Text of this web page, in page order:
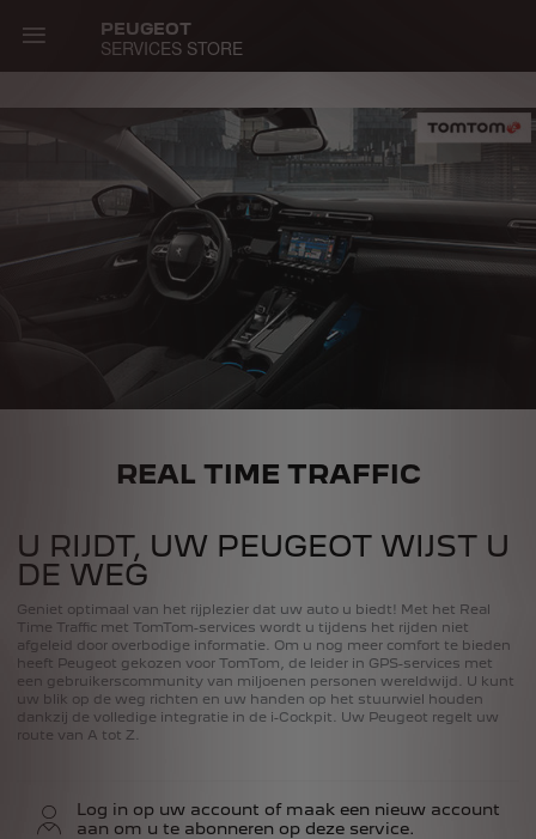
content
PEUGEOT
SERVICES STORE
Main
navigation
REAL TIME TRAFFIC
U RIJDT, UW PEUGEOT WIJST U
DE WEG
Geniet optimaal van het rijplezier dat uw auto u biedt! Met het Real
Time Traffic met TomTom-services wordt u tijdens het rijden niet
afgeleid door overbodige informatie. Om u nog meer comfort te bieden
heeft Peugeot gekozen voor TomTom, de leider in GPS-services met
een gebruikerscommunity van miljoenen personen wereldwijd. U kunt
uw blik op de weg richten en uw handen op het stuurwiel houden
dankzij de volledige integratie in de i-Cockpit. Uw Peugeot regelt uw
route van A tot Z.
Log in op uw account of maak een nieuw account
aan om u te abonneren op deze service.